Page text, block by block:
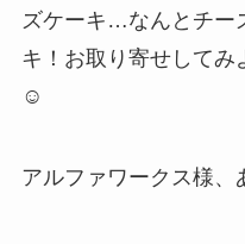
ズケーキ…なんとチー
キ！お取り寄せしてみ
☺
アルファワークス様、